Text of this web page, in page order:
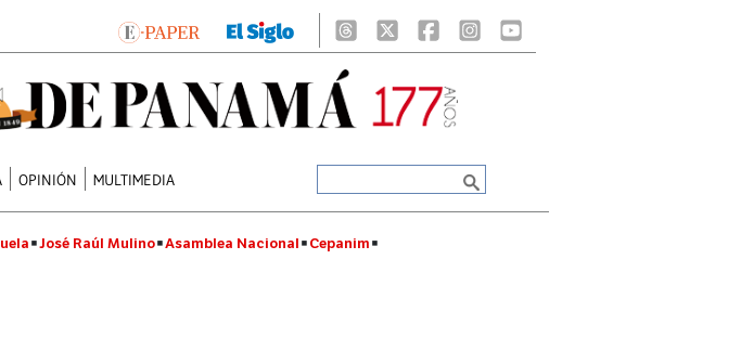
OPINIÓN MULTIMEDIA
José Raúl Mulino Asamblea Nacional Cepanim